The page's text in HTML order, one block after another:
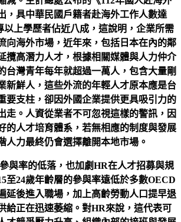
，具中華民國戶籍者赴海外工作人數達
以上學歷者佔近八成，這說明，企業所需
向海外市場，近年來，包括日本在內的鄰
攬高潛力人才，根據相關媒體與人力仲介
台灣青年每年就超過一萬人，包含大量剛
新鮮人，這些外流的年輕人才原本應是台
要支柱，卻因外國企業提供更具吸引力的
走。人資從業者不可忽視這樣的警訊，因
的人才培育體系，若無相應的制度與發展
人力最終仍會選擇離開本地市場。
與率的低落，也加劇HR在人才招募與規
至24歲年齡層的參與率遠低於多數OECD
延後進入職場，加上高齡勞動人口提早退
給正在迅速萎縮。對HR來說，這代表可